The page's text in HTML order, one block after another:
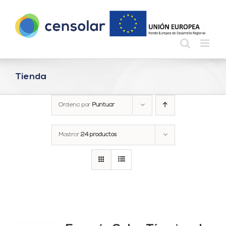
contenido
Tienda
Ordena por Puntuar
Mostrar 24 productos